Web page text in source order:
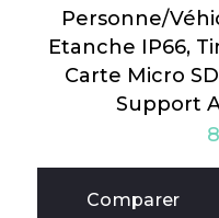
Personne/
Etanche IP66,
Carte Micro
Support
Comparer